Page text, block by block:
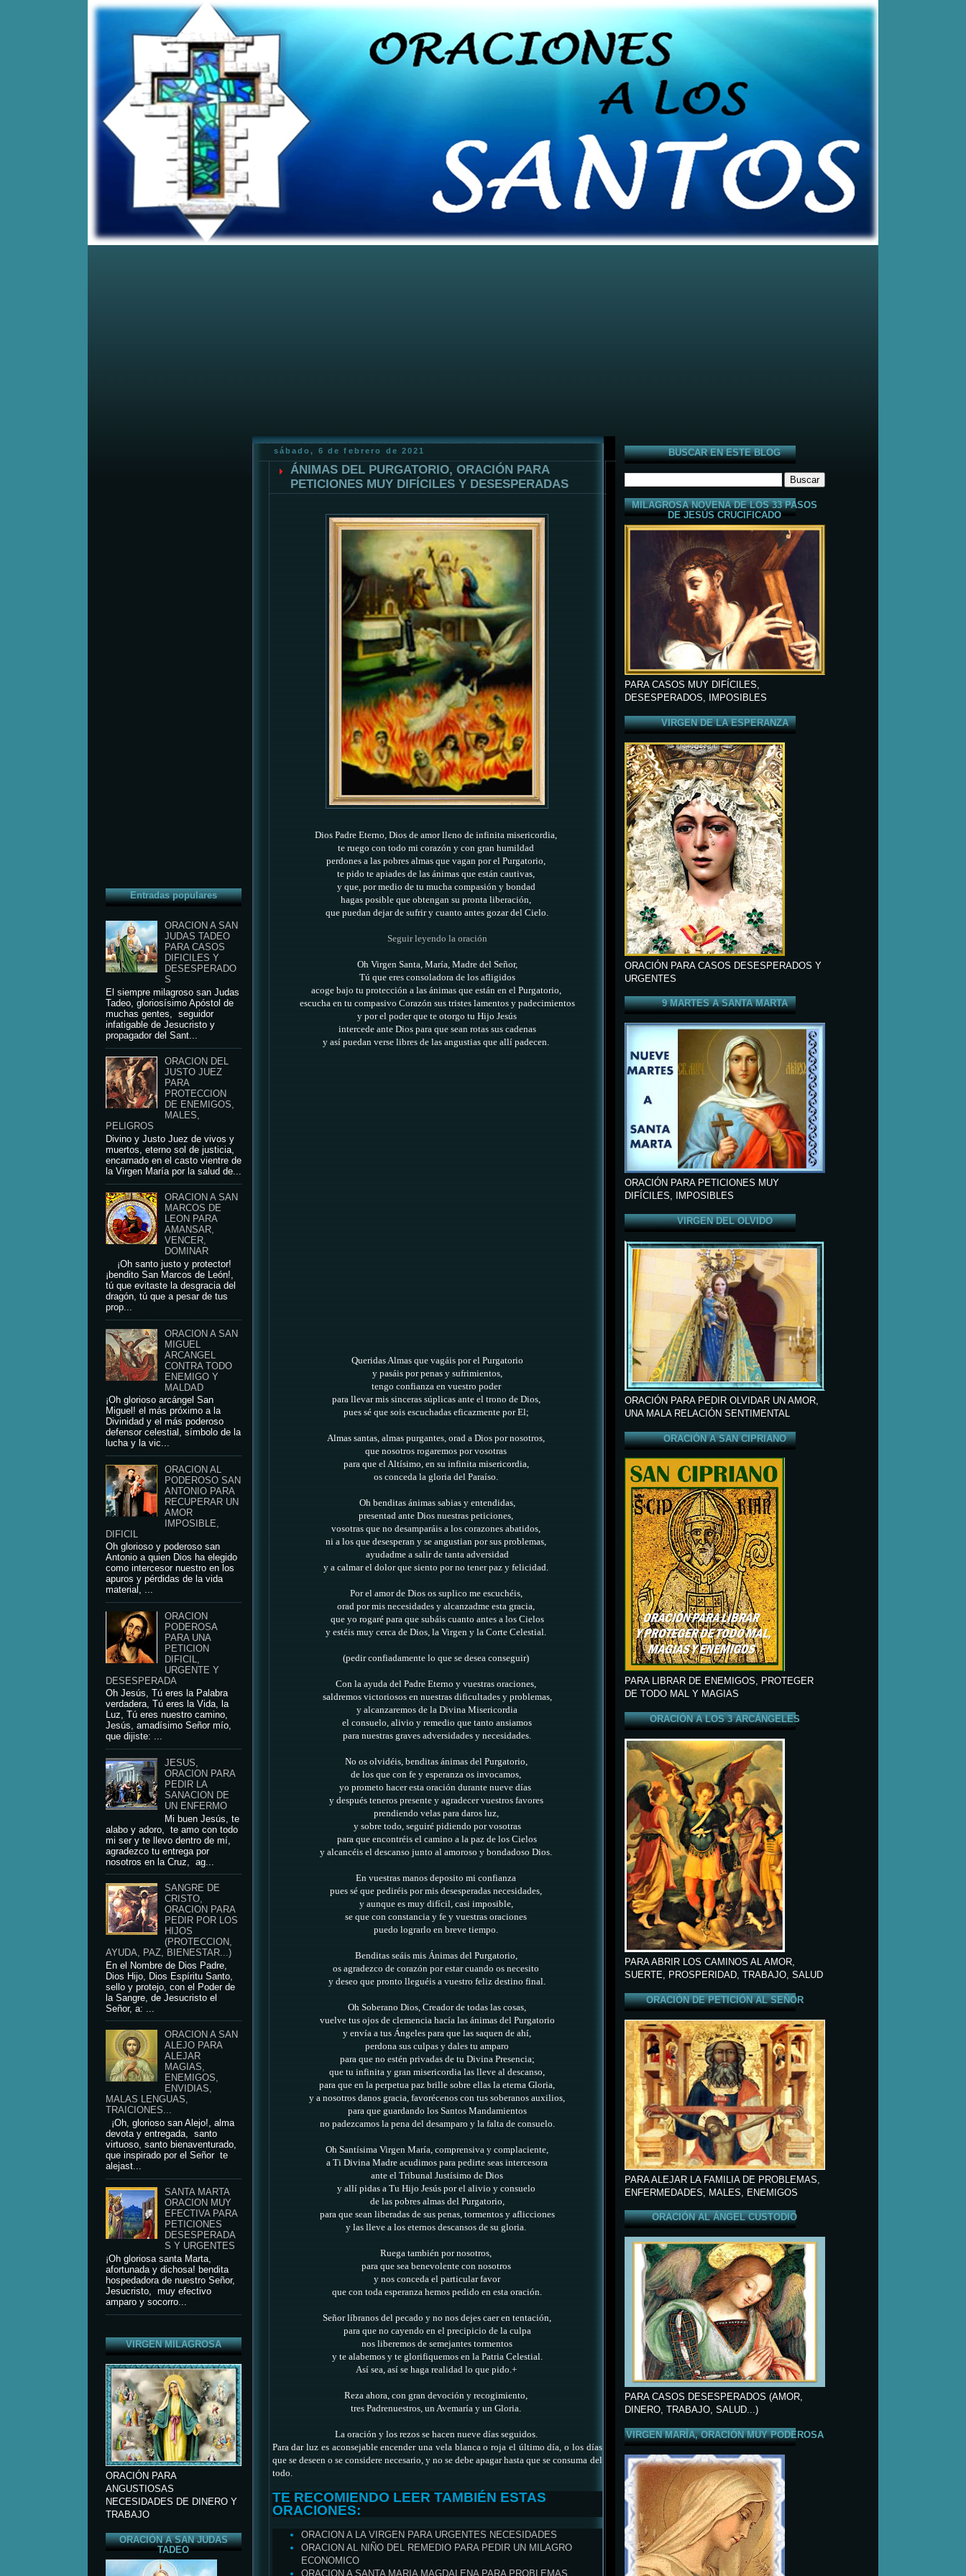
Home Posts RSS Comments RSS
Entradas populares
ORACION A SAN
JUDAS TADEO
PARA CASOS
DIFICILES Y
DESESPERADO
S
El siempre milagroso san Judas
Tadeo, gloriosísimo Apóstol de
muchas gentes, seguidor
infatigable de Jesucristo y
propagador del Sant...
ORACION DEL
JUSTO JUEZ
PARA
PROTECCION
DE ENEMIGOS,
MALES,
PELIGROS
Divino y Justo Juez de vivos y
muertos, eterno sol de justicia,
encarnado en el casto vientre de
la Virgen María por la salud de...
ORACION A SAN
MARCOS DE
LEON PARA
AMANSAR,
VENCER,
DOMINAR
¡Oh santo justo y protector!
¡bendito San Marcos de León!,
tú que evitaste la desgracia del
dragón, tú que a pesar de tus
prop...
ORACION A SAN
MIGUEL
ARCANGEL
CONTRA TODO
ENEMIGO Y
MALDAD
¡Oh glorioso arcángel San
Miguel! el más próximo a la
Divinidad y el más poderoso
defensor celestial, símbolo de la
lucha y la vic...
ORACION AL
PODEROSO SAN
ANTONIO PARA
RECUPERAR UN
AMOR
IMPOSIBLE,
DIFICIL
Oh glorioso y poderoso san
Antonio a quien Dios ha elegido
como intercesor nuestro en los
apuros y pérdidas de la vida
material, ...
ORACION
PODEROSA
PARA UNA
PETICION
DIFICIL,
URGENTE Y
DESESPERADA
Oh Jesús, Tú eres la Palabra
verdadera, Tú eres la Vida, la
Luz, Tú eres nuestro camino,
Jesús, amadísimo Señor mío,
que dijiste: ...
JESUS,
ORACION PARA
PEDIR LA
SANACION DE
UN ENFERMO
Mi buen Jesús, te
alabo y adoro, te amo con todo
mi ser y te llevo dentro de mí,
agradezco tu entrega por
nosotros en la Cruz, ag...
SANGRE DE
CRISTO,
ORACION PARA
PEDIR POR LOS
HIJOS
(PROTECCION,
AYUDA, PAZ, BIENESTAR...)
En el Nombre de Dios Padre,
Dios Hijo, Dios Espíritu Santo,
sello y protejo, con el Poder de
la Sangre, de Jesucristo el
Señor, a: ...
ORACION A SAN
ALEJO PARA
ALEJAR
MAGIAS,
ENEMIGOS,
ENVIDIAS,
MALAS LENGUAS,
TRAICIONES...
¡Oh, glorioso san Alejo!, alma
devota y entregada, santo
virtuoso, santo bienaventurado,
que inspirado por el Señor te
alejast...
SANTA MARTA
ORACION MUY
EFECTIVA PARA
PETICIONES
DESESPERADA
S Y URGENTES
¡Oh gloriosa santa Marta,
afortunada y dichosa! bendita
hospedadora de nuestro Señor,
Jesucristo, muy efectivo
amparo y socorro...
VIRGEN MILAGROSA
ORACIÓN PARA
ANGUSTIOSAS
NECESIDADES DE DINERO Y
TRABAJO
ORACIÓN A SAN JUDAS
TADEO
sábado, 6 de febrero de 2021
ÁNIMAS DEL PURGATORIO, ORACIÓN PARA
PETICIONES MUY DIFÍCILES Y DESESPERADAS
Dios Padre Eterno, Dios de amor lleno de infinita misericordia,
te ruego con todo mi corazón y con gran humildad
perdones a las pobres almas que vagan por el Purgatorio,
te pido te apiades de las ánimas que están cautivas,
y que, por medio de tu mucha compasión y bondad
hagas posible que obtengan su pronta liberación,
que puedan dejar de sufrir y cuanto antes gozar del Cielo.
Seguir leyendo la oración
Oh Virgen Santa, María, Madre del Señor,
Tú que eres consoladora de los afligidos
acoge bajo tu protección a las ánimas que están en el Purgatorio,
escucha en tu compasivo Corazón sus tristes lamentos y padecimientos
y por el poder que te otorgo tu Hijo Jesús
intercede ante Dios para que sean rotas sus cadenas
y así puedan verse libres de las angustias que allí padecen.
Queridas Almas que vagáis por el Purgatorio
y pasáis por penas y sufrimientos,
tengo confianza en vuestro poder
para llevar mis sinceras súplicas ante el trono de Dios,
pues sé que sois escuchadas eficazmente por El;
Almas santas, almas purgantes, orad a Dios por nosotros,
que nosotros rogaremos por vosotras
para que el Altísimo, en su infinita misericordia,
os conceda la gloria del Paraíso.
Oh benditas ánimas sabias y entendidas,
presentad ante Dios nuestras peticiones,
vosotras que no desamparáis a los corazones abatidos,
ni a los que desesperan y se angustian por sus problemas,
ayudadme a salir de tanta adversidad
y a calmar el dolor que siento por no tener paz y felicidad.
Por el amor de Dios os suplico me escuchéis,
orad por mis necesidades y alcanzadme esta gracia,
que yo rogaré para que subáis cuanto antes a los Cielos
y estéis muy cerca de Dios, la Virgen y la Corte Celestial.
(pedir confiadamente lo que se desea conseguir)
Con la ayuda del Padre Eterno y vuestras oraciones,
saldremos victoriosos en nuestras dificultades y problemas,
y alcanzaremos de la Divina Misericordia
el consuelo, alivio y remedio que tanto ansiamos
para nuestras graves adversidades y necesidades.
No os olvidéis, benditas ánimas del Purgatorio,
de los que con fe y esperanza os invocamos,
yo prometo hacer esta oración durante nueve días
y después teneros presente y agradecer vuestros favores
prendiendo velas para daros luz,
y sobre todo, seguiré pidiendo por vosotras
para que encontréis el camino a la paz de los Cielos
y alcancéis el descanso junto al amoroso y bondadoso Dios.
En vuestras manos deposito mi confianza
pues sé que pediréis por mis desesperadas necesidades,
y aunque es muy difícil, casi imposible,
se que con constancia y fe y vuestras oraciones
puedo lograrlo en breve tiempo.
Benditas seáis mis Ánimas del Purgatorio,
os agradezco de corazón por estar cuando os necesito
y deseo que pronto lleguéis a vuestro feliz destino final.
Oh Soberano Dios, Creador de todas las cosas,
vuelve tus ojos de clemencia hacía las ánimas del Purgatorio
y envía a tus Ángeles para que las saquen de ahí,
perdona sus culpas y dales tu amparo
para que no estén privadas de tu Divina Presencia;
que tu infinita y gran misericordia las lleve al descanso,
para que en la perpetua paz brille sobre ellas la eterna Gloria,
y a nosotros danos gracia, favorécenos con tus soberanos auxilios,
para que guardando los Santos Mandamientos
no padezcamos la pena del desamparo y la falta de consuelo.
Oh Santísima Virgen María, comprensiva y complaciente,
a Ti Divina Madre acudimos para pedirte seas intercesora
ante el Tribunal Justísimo de Dios
y allí pidas a Tu Hijo Jesús por el alivio y consuelo
de las pobres almas del Purgatorio,
para que sean liberadas de sus penas, tormentos y aflicciones
y las lleve a los eternos descansos de su gloria.
Ruega también por nosotros,
para que sea benevolente con nosotros
y nos conceda el particular favor
que con toda esperanza hemos pedido en esta oración.
Señor líbranos del pecado y no nos dejes caer en tentación,
para que no cayendo en el precipicio de la culpa
nos liberemos de semejantes tormentos
y te alabemos y te glorifiquemos en la Patria Celestial.
Así sea, así se haga realidad lo que pido.+
Reza ahora, con gran devoción y recogimiento,
tres Padrenuestros, un Avemaría y un Gloria.
La oración y los rezos se hacen nueve días seguidos.
Para dar luz es aconsejable encender una vela blanca o roja el último día, o los días
que se deseen o se considere necesario, y no se debe apagar hasta que se consuma del
todo.
TE RECOMIENDO LEER TAMBIÉN ESTAS
ORACIONES:
ORACION A LA VIRGEN PARA URGENTES NECESIDADES
ORACION AL NIÑO DEL REMEDIO PARA PEDIR UN MILAGRO
ECONOMICO
ORACION A SANTA MARIA MAGDALENA PARA PROBLEMAS
BUSCAR EN ESTE BLOG
MILAGROSA NOVENA DE LOS 33 PASOS
DE JESÚS CRUCIFICADO
PARA CASOS MUY DIFÍCILES,
DESESPERADOS, IMPOSIBLES
VIRGEN DE LA ESPERANZA
ORACIÓN PARA CASOS DESESPERADOS Y
URGENTES
9 MARTES A SANTA MARTA
ORACIÓN PARA PETICIONES MUY
DIFÍCILES, IMPOSIBLES
VIRGEN DEL OLVIDO
ORACIÓN PARA PEDIR OLVIDAR UN AMOR,
UNA MALA RELACIÓN SENTIMENTAL
ORACIÓN A SAN CIPRIANO
PARA LIBRAR DE ENEMIGOS, PROTEGER
DE TODO MAL Y MAGIAS
ORACIÓN A LOS 3 ARCÁNGELES
PARA ABRIR LOS CAMINOS AL AMOR,
SUERTE, PROSPERIDAD, TRABAJO, SALUD
ORACIÓN DE PETICIÓN AL SEÑOR
PARA ALEJAR LA FAMILIA DE PROBLEMAS,
ENFERMEDADES, MALES, ENEMIGOS
ORACIÓN AL ÁNGEL CUSTODIO
PARA CASOS DESESPERADOS (AMOR,
DINERO, TRABAJO, SALUD...)
VIRGEN MARÍA, ORACIÓN MUY PODEROSA